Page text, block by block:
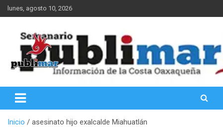
Saltar
al
lunes, agosto 10, 2026
PubliMar
Inicio asesinato hijo exalcalde Miahuatlán